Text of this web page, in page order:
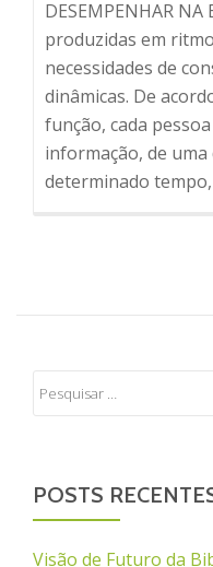
DESEMPENHAR
produzidas em
necessidades de
dinâmicas. De
função, cada
informação, de
determinado
POSTS
Visão de Futuro da